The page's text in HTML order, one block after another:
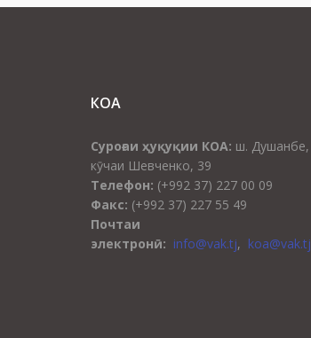
КОА
Суроғаи ҳуқуқии КОА: ш. Душанбе,
кӯчаи Шевченко, 39
Телефон: (+992 37) 227 00 09
Факс: (+992 37) 227 55 49
Почтаи
электронӣ: info@vak.tj, koa@vak.tj